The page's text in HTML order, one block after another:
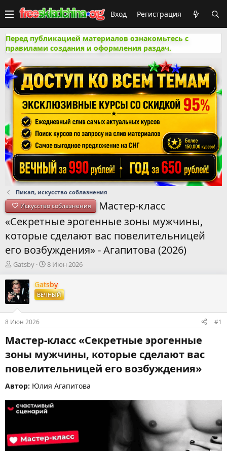
Вход Регистрация
Перед публикацией материалов ознакомьтесь с
правилами создания и оформления раздач.
Пикап, искусство соблазнения
Искусство соблазнения
Мастер-класс
«Секретные эрогенные зоны мужчины,
которые сделают вас повелительницей
его возбуждения» - Агапитова (2026)
А
т
о
р
т
е
м
ы
Gatsby
Д
т
а
н
а
л
а
8 Июн 2026
Gatsby
ВЕЧНЫЙ
8 Июн 2026 #1
Мастер-класс «Секретные эрогенные
зоны мужчины, которые сделают вас
повелительницей его возбуждения»​
Автор: Юлия Агапитова